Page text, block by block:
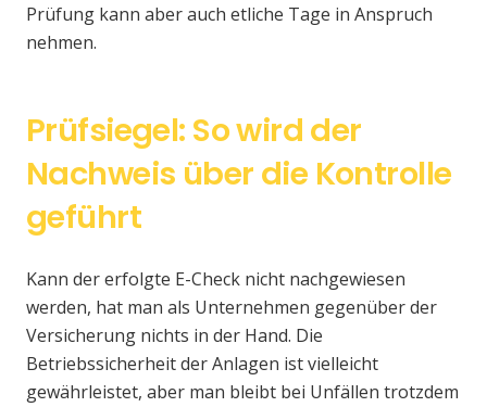
Prüfung kann aber auch etliche Tage in Anspruch
nehmen.
Prüfsiegel: So wird der
Nachweis über die Kontrolle
geführt
Kann der erfolgte E-Check nicht nachgewiesen
werden, hat man als Unternehmen gegenüber der
Versicherung nichts in der Hand. Die
Betriebssicherheit der Anlagen ist vielleicht
gewährleistet, aber man bleibt bei Unfällen trotzdem